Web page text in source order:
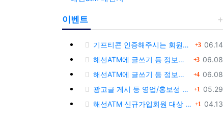
이벤트
등록
06.14
기프티콘 인증해주시는 회원님께 추가 포인트 쏩니다!! 3댓글
등록일
06.08
해선ATM에 글쓰기 등 정보공유글 남기고 기프티콘 받자! 3댓글
등록일
06.08
해선ATM에 글쓰기 등 정보공유글 남기고 기프티콘 받자! 4댓글
등록
05.29
광고글 게시 등 영업/홍보성 글 삭제 및 제제대상입니다. 1 댓글
등록
04.13
해선ATM 신규가입회원 대상 이벤트 안내 1 댓글